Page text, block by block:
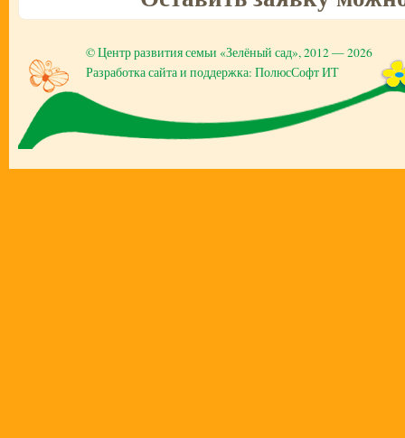
©Центр развития семьи «Зелёный сад», 2012 — 2026
Разработка сайта и поддержка: ПолюсСофт ИТ